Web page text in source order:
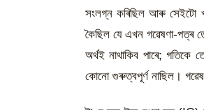
সংলগ্ন কৰিছিল আৰু সেইটো
কৈছিল যে এখন গৱেষণা-পত্ৰ
অৰ্থই নাথাকিব পাৰে;
কোনো গুৰুত্বপূৰ্ণ নাছিল।